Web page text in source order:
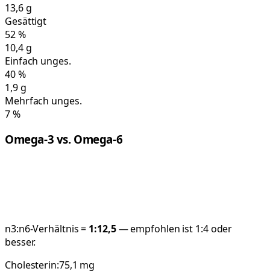
13,6g
Gesättigt
52%
10,4g
Einfach unges.
40%
1,9g
Mehrfach unges.
7%
Omega-3 vs. Omega-6
n3:n6-Verhältnis = 1:12,5— empfohlen ist 1:4 oder
besser.
Cholesterin:75,1 mg